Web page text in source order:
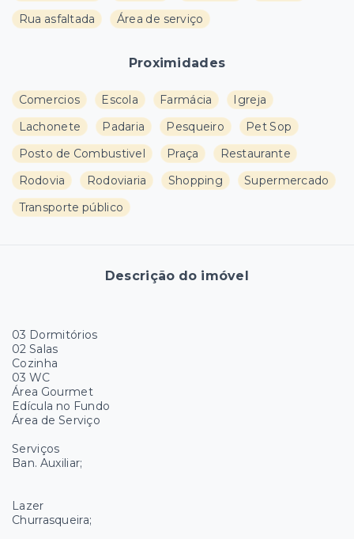
Rua asfaltada
Área de serviço
Proximidades
Comercios Escola Farmácia
Igreja
Lachonete
Padaria Pesqueiro
Pet Sop
Posto de Combustivel
Praça
Restaurante
Rodovia
Rodoviaria Shopping
Supermercado
Transporte público
Descrição do imóvel
03 Dormitórios
02 Salas
Cozinha
03 WC
Área Gourmet
Edícula no Fundo
Área de Serviço
Serviços
Ban. Auxiliar;
Lazer
Churrasqueira;